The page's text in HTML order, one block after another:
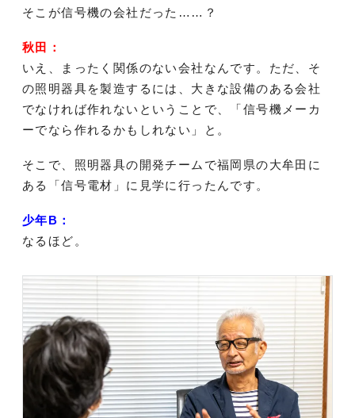
そこが信号機の会社だった……？
秋田：
いえ、まったく関係のない会社なんです。ただ、そ
の照明器具を製造するには、大きな設備のある会社
でなければ作れないということで、「信号機メーカ
ーでなら作れるかもしれない」と。
そこで、照明器具の開発チームで福岡県の大牟田に
ある「信号電材」に見学に行ったんです。
少年B：
なるほど。